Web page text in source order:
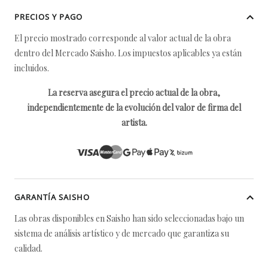
PRECIOS Y PAGO
El precio mostrado corresponde al valor actual de la obra
dentro del Mercado Saisho. Los impuestos aplicables ya están
incluidos.
La reserva asegura el precio actual de la obra,
independientemente de la evolución del valor de firma del
artista.
GARANTÍA SAISHO
Las obras disponibles en Saisho han sido seleccionadas bajo un
sistema de análisis artístico y de mercado que garantiza su
calidad.